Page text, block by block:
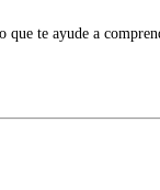
te ayude a